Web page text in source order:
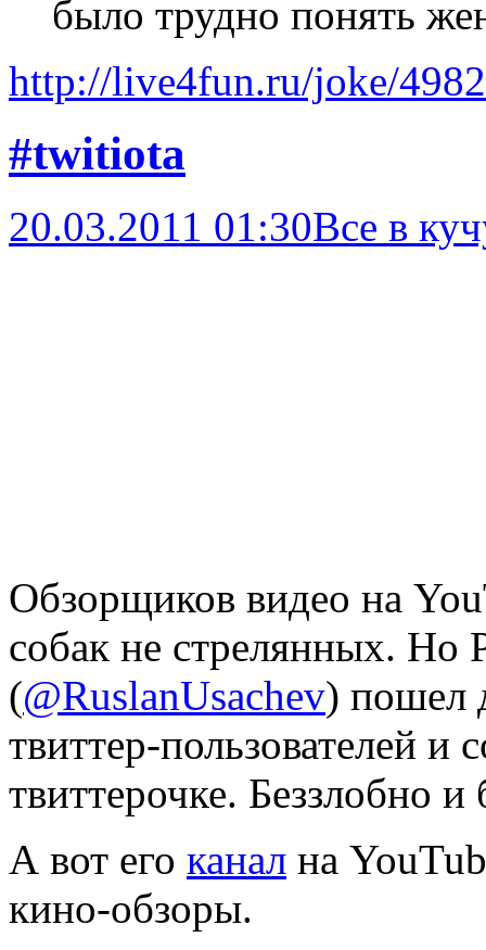
было трудно понять
http://live4fun.ru/joke/
#twitiota
20.03.2011 01:30Все в
Обзорщиков видео на
собак не стрелянных. Но
(@RuslanUsachev) пошел
твиттер-пользователей
твиттерочке. Беззлобно и
А вот его канал на
кино-обзоры.